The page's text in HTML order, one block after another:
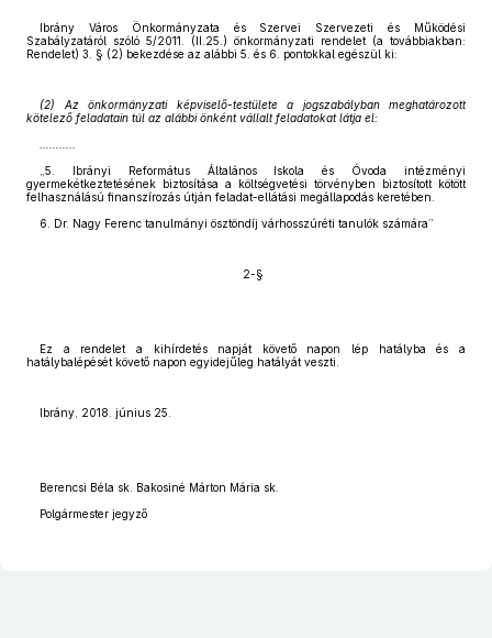
Ibrány Város Önkormányzata és Szervei Szervezeti és Működési
Szabályzatáról szóló 5/2011. (II.25.) önkormányzati rendelet (a továbbiakban:
Rendelet) 3. § (2) bekezdése az alábbi 5. és 6. pontokkal egészül ki:
(2) Az önkormányzati képviselő-testülete a jogszabályban meghatározott
kötelező feladatain túl az alábbi önként vállalt feladatokat látja el:
„5. Ibrányi Református Általános Iskola és Óvoda intézményi
gyermekétkeztetésének biztosítása a költségvetési törvényben biztosított kötött
felhasználású finanszírozás útján feladat-ellátási megállapodás keretében.
6. Dr. Nagy Ferenc tanulmányi ösztöndíj várhosszúréti tanulók számára”
2-§
Ez a rendelet a kihírdetés napját követő napon lép hatályba és a
hatálybalépését követő napon egyidejűleg hatályát veszti.
Ibrány, 2018. június 25.
Berencsi Béla sk. Bakosiné Márton Mária sk.
Polgármester jegyző